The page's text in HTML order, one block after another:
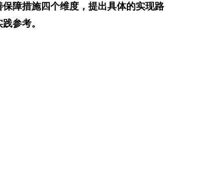
障措施四个维度，提出具体的实现路
参考。